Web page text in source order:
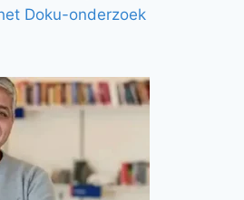
Doku-onderzoek